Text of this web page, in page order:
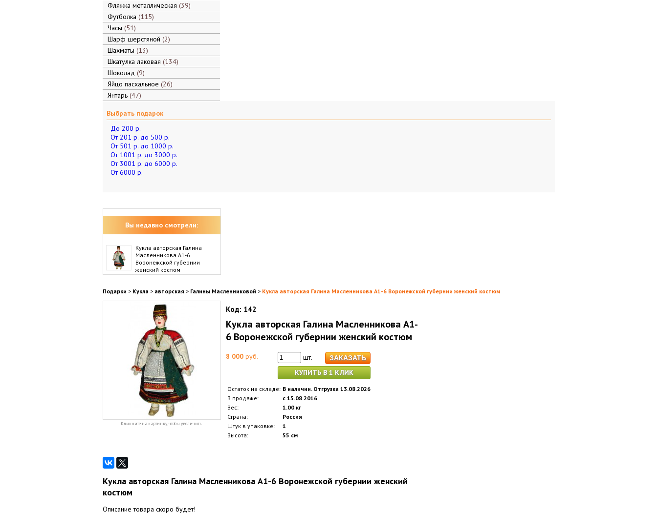
Фляжка металлическая 39
Футболка 115
Часы 51
Шарф шерстяной 2
Шахматы 13
Шкатулка лаковая 134
Шоколад 9
Яйцо пасхальное 26
Янтарь 47
Выбрать подарок
До 200 р.
От 201 р. до 500 р.
От 501 р. до 1000 р.
От 1001 р. до 3000 р.
От 3001 р. до 6000 р.
От 6000 р.
Вы недавно смотрели:
Кукла авторская Галина
Масленникова А1-6
Воронежской губернии
женский костюм
Подарки > Кукла > авторская > Галины Масленниковой > Кукла авторская Галина Масленникова А1-6 Воронежской губернии женский костюм
Кликните на картинку, чтобы увеличить
Код: 142
Кукла авторская Галина Масленникова А1-
6 Воронежской губернии женский костюм
8 000руб.
шт.
КУПИТЬ В 1 КЛИК
Остаток на складе: В наличии. Отгрузка 13.08.2026
В продаже:
с 15.08.2016
Вес:
1.00 кг
Страна:
Россия
Штук в упаковке:
1
Высота:
55 см
Кукла авторская Галина Масленникова А1-6 Воронежской губернии женский
костюм
Описание товара скоро будет!